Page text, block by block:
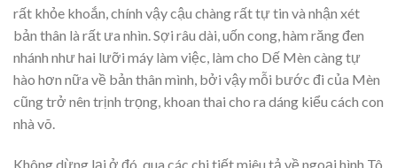
rất khỏe khoắn, chính vậy cậu chàng rất tự tin và nhận xét
bản thân là rất ưa nhìn. Sợi râu dài, uốn cong, hàm răng đen
nhánh như hai lưỡi máy làm việc, làm cho Dế Mèn càng tự
hào hơn nữa về bản thân mình, bởi vậy mỗi bước đi của Mèn
cũng trở nên trịnh trọng, khoan thai cho ra dáng kiểu cách con
nhà võ.
Không dừng lại ở đó, qua các chi tiết miêu tả về ngoại hình Tô